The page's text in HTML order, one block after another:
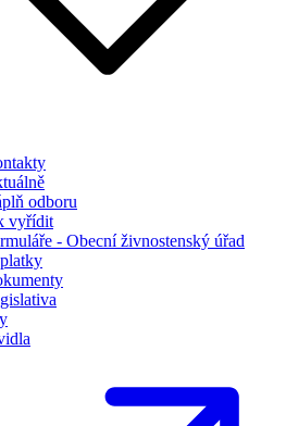
odboru
vyřídit
- Obecní živnostenský úřad